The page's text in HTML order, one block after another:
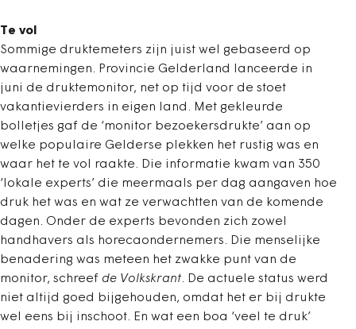
Te vol
Sommige druktemeters zijn juist wel gebaseerd op
waarnemingen. Provincie Gelderland lanceerde in
juni de druktemonitor, net op tijd voor de stoet
vakantievierders in eigen land. Met gekleurde
bolletjes gaf de ‘monitor bezoekersdrukte’ aan op
welke populaire Gelderse plekken het rustig was en
waar het te vol raakte. Die informatie kwam van 350
‘lokale experts’ die meermaals per dag aangaven hoe
druk het was en wat ze verwachtten van de komende
dagen. Onder de experts bevonden zich zowel
handhavers als horecaondernemers. Die menselijke
benadering was meteen het zwakke punt van de
monitor, schreef de Volkskrant. De actuele status werd
niet altijd goed bijgehouden, omdat het er bij drukte
wel eens bij inschoot. En wat een boa ‘veel te druk’